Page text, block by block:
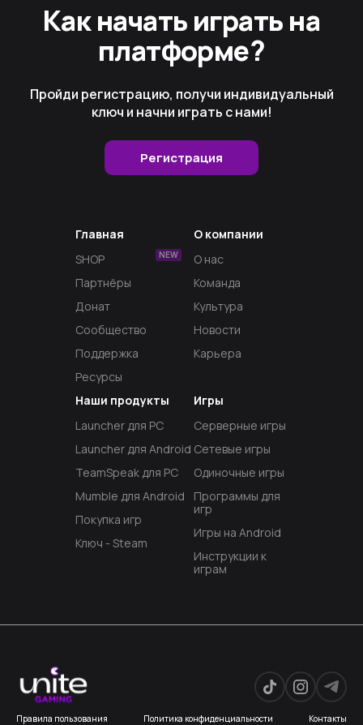
Как начать играть на
платформе?
Пройди регистрацию, получи индивидуальный
ключ и начни играть с нами!
Регистрация
Главная
SHOP
NEW
Партнёры
Донат
Сообщество
Поддержка
Ресурсы
Наши продукты
Launcher для PC
Launcher для Android
TeamSpeak для PC
Mumble для Android
Покупка игр
Ключ - Steam
Игры
Серверные игры
Сетевые игры
Одиночные игры
Программы для
игр
Игры на Android
Инструкции к
играм
О компании
О нас
Команда
Культура
Новости
Карьера
Правила пользования Политика конфиденциальности Контакты